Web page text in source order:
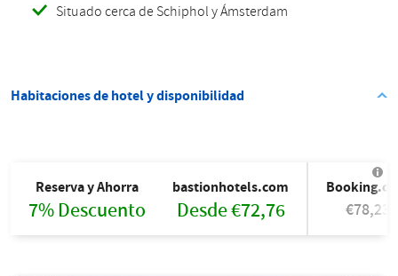
Situado cerca de Schiphol y Ámsterdam
Habitaciones de hotel y disponibilidad
Reserva y Ahorra
7% Descuento
bastionhotels.com
Desde €72,76 €78,23